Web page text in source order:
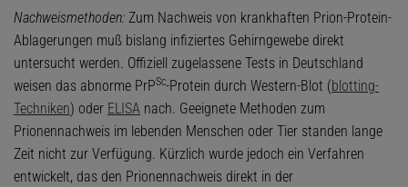
Nachweismethoden: Zum Nachweis von krankhaften Prion-Protein-
Ablagerungen muß bislang infiziertes Gehirngewebe direkt
untersucht werden. Offiziell zugelassene Tests in Deutschland
weisen das abnorme PrPSc-Protein durch Western-Blot (blotting-
Techniken) oder ELISA nach. Geeignete Methoden zum
Prionennachweis im lebenden Menschen oder Tier standen lange
Zeit nicht zur Verfügung. Kürzlich wurde jedoch ein Verfahren
entwickelt, das den Prionennachweis direkt in der